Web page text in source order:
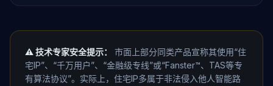
⚠️ 技术专家安全提示：
市面上部分同类产品宣称其使用“住
宅IP”、“千万用户”、“金融级专线”或“Fanster™、TAS等专
有算法协议”。实际上，住宅IP多属于非法侵入他人智能路